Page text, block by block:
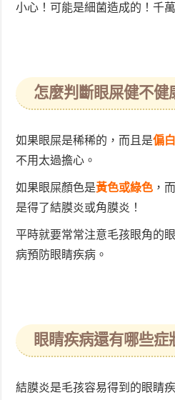
小心！可能是細菌造成的！千
怎麼判斷眼屎健不健
如果眼屎是稀稀的，而且是偏
不用太過擔心。
如果眼屎顏色是黃色或綠色 ，
是得了結膜炎或角膜炎！
平時就要常常注意毛孩眼角的
病預防眼睛疾病。
眼睛疾病還有哪些症
結膜炎是毛孩容易得到的眼睛